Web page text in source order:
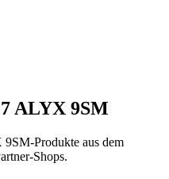
ALYX 9SM
9SM-Produkte aus dem
Shops.